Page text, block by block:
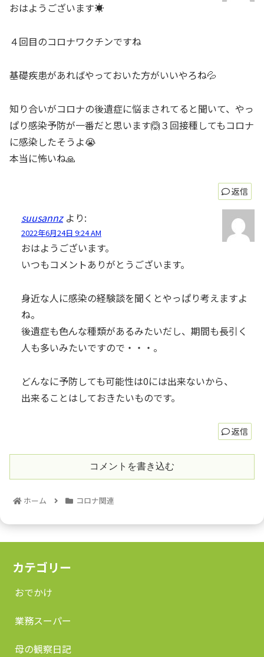
おはようございます☀️
４回目のコロナワクチンですね
基礎疾患があればやっておいた方がいいやろね💦
知り合いがコロナの後遺症に悩まされてると聞いて、やっ
ぱり感染予防が一番だと思います🙆３回接種してもコロナ
に感染したそうよ😭
本当に怖いね🙏
返信
suusannz より:
2022年6月24日 9:24 AM
おはようございます。
いつもコメントありがとうございます。
身近な人に感染の経験談を聞くとやっぱり考えますよ
ね。
後遺症も色んな種類があるみたいだし、期間も長引く
人も多いみたいですので・・・。
どんなに予防しても可能性は0には出来ないから、
出来ることはしておきたいものです。
返信
コメントを書き込む
ホーム コロナ関連
カテゴリー
おでかけ
業務スーパー
母の観察日記